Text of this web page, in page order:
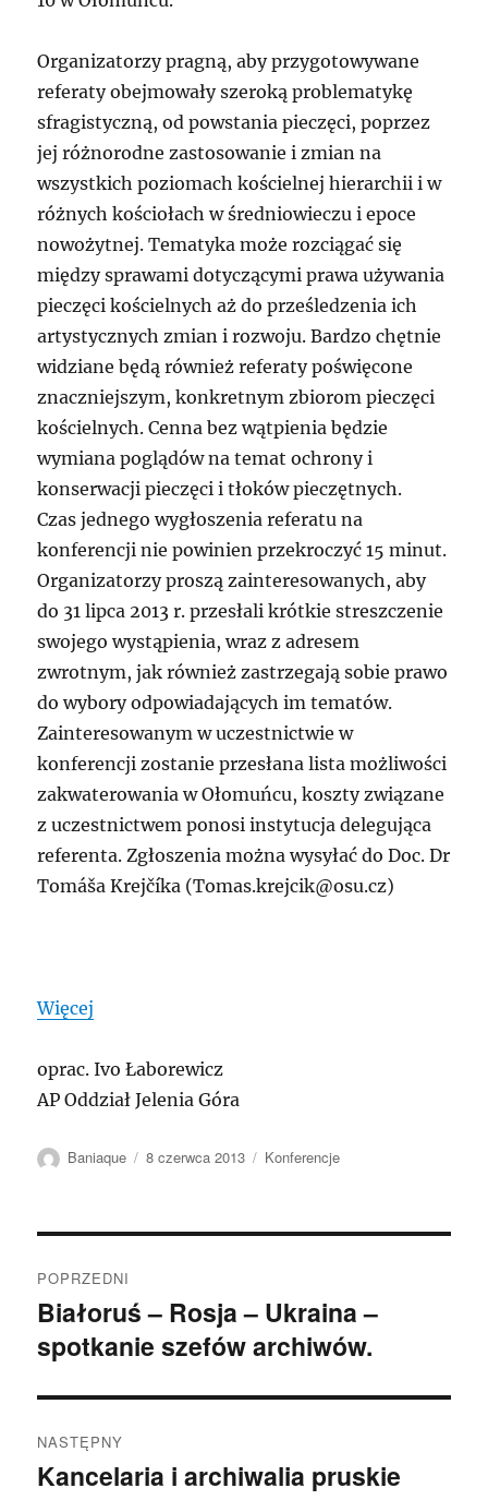
Organizatorzy pragną, aby przygotowywane
referaty obejmowały szeroką problematykę
sfragistyczną, od powstania pieczęci, poprzez
jej różnorodne zastosowanie i zmian na
wszystkich poziomach kościelnej hierarchii i w
różnych kościołach w średniowieczu i epoce
nowożytnej. Tematyka może rozciągać się
między sprawami dotyczącymi prawa używania
pieczęci kościelnych aż do prześledzenia ich
artystycznych zmian i rozwoju. Bardzo chętnie
widziane będą również referaty poświęcone
znaczniejszym, konkretnym zbiorom pieczęci
kościelnych. Cenna bez wątpienia będzie
wymiana poglądów na temat ochrony i
konserwacji pieczęci i tłoków pieczętnych.
Czas jednego wygłoszenia referatu na
konferencji nie powinien przekroczyć 15 minut.
Organizatorzy proszą zainteresowanych, aby
do 31 lipca 2013 r. przesłali krótkie streszczenie
swojego wystąpienia, wraz z adresem
zwrotnym, jak również zastrzegają sobie prawo
do wybory odpowiadających im tematów.
Zainteresowanym w uczestnictwie w
konferencji zostanie przesłana lista możliwości
zakwaterowania w Ołomuńcu, koszty związane
z uczestnictwem ponosi instytucja delegująca
referenta. Zgłoszenia można wysyłać do Doc. Dr
Tomáša Krejčíka (Tomas.krejcik@osu.cz)
Więcej
oprac. Ivo Łaborewicz
AP Oddział Jelenia Góra
Autor
Baniaque
Data
8 czerwca 2013 Kategorie
Konferencje
wpisu
POPRZEDNI
Poprzedni
wpis:
Białoruś – Rosja – Ukraina –
spotkanie szefów archiwów.
NASTĘPNY
Następny
Kancelaria i archiwalia pruskie